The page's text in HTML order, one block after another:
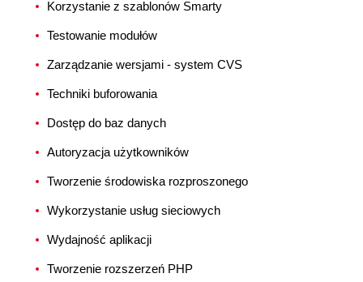
Korzystanie z szablonów Smarty
Testowanie modułów
Zarządzanie wersjami - system CVS
Techniki buforowania
Dostęp do baz danych
Autoryzacja użytkowników
Tworzenie środowiska rozproszonego
Wykorzystanie usług sieciowych
Wydajność aplikacji
Tworzenie rozszerzeń PHP